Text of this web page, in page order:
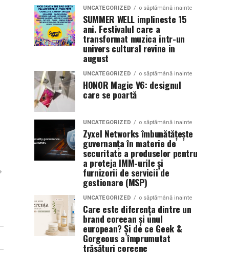
UNCATEGORIZED o săptămână inainte
SUMMER WELL implineste 15
ani. Festivalul care a
transformat muzica intr-un
univers cultural revine in
august
UNCATEGORIZED o săptămână inainte
HONOR Magic V6: designul
care se poartă
UNCATEGORIZED o săptămână inainte
Zyxel Networks îmbunătățește
guvernanța în materie de
securitate a produselor pentru
a proteja IMM-urile și
furnizorii de servicii de
gestionare (MSP)
UNCATEGORIZED o săptămână inainte
Care este diferența dintre un
brand coreean și unul
european? Și de ce Geek &
Gorgeous a împrumutat
trăsături coreene